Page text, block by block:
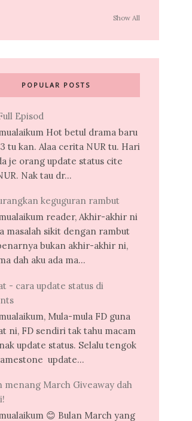
Show All
POPULAR POSTS
Episod
Hot betul drama baru
tu kan. Alaa cerita NUR tu. Hari
je orang update status cite
Nak tau dr...
keguguran rambut
reader, Akhir-akhir ni
masalah sikit dengan rambut
bukan akhir-akhir ni,
dah aku ada ma...
- cara update status di
Mula-mula FD guna
ni, FD sendiri tak tahu macam
update status. Selalu tengok
update...
menang March Giveaway dah
😊 Bulan March yang